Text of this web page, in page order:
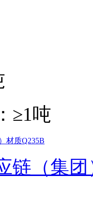
≥1吨
材质Q235B
链（集